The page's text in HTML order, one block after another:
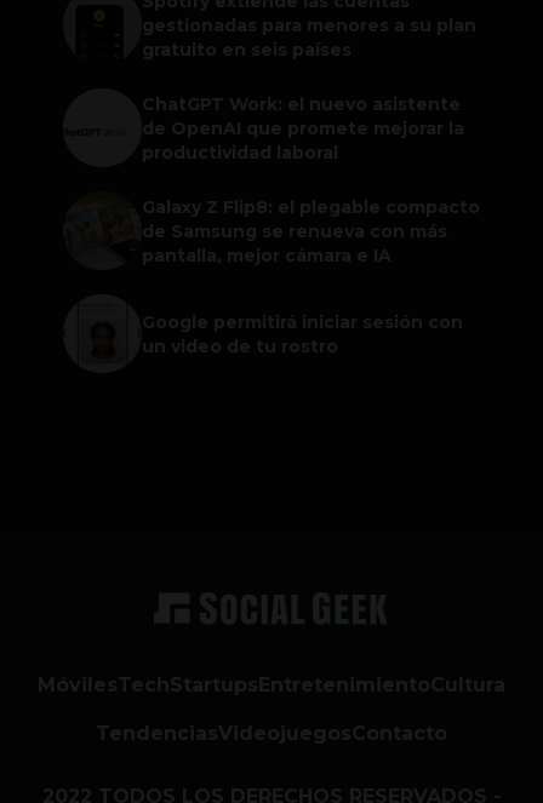
gestionadas para menores a su plan
gratuito en seis países
ChatGPT Work: el nuevo asistente
de OpenAI que promete mejorar la
productividad laboral
Galaxy Z Flip8: el plegable compacto
de Samsung se renueva con más
pantalla, mejor cámara e IA
Google permitirá iniciar sesión con
un video de tu rostro